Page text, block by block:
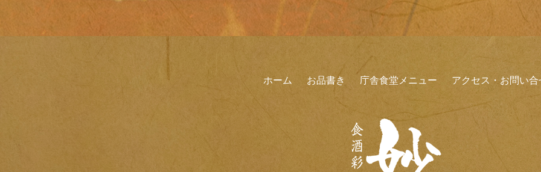
ホーム お品書き 庁舎食堂メニュー アクセス・お問い合